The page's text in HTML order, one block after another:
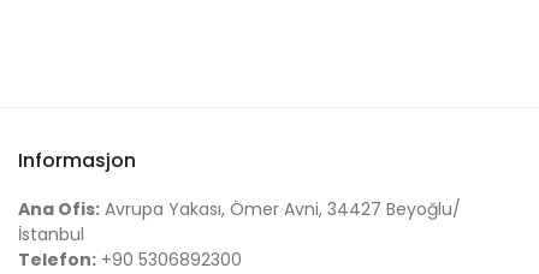
Informasjon
Ana Ofis: Avrupa Yakası, Ömer Avni, 34427 Beyoğlu/
İstanbul
Telefon: +90 5306892300